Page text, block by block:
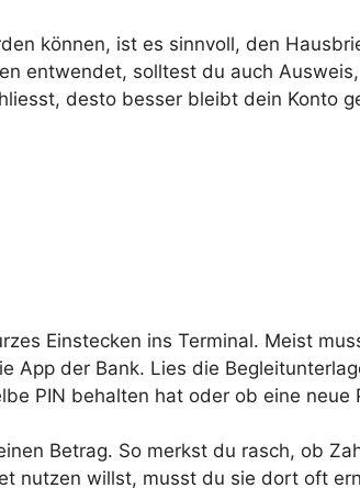
können, ist es sinnvoll, den
entwendet, solltest du auch
desto besser bleibt dein Konto
Einstecken ins Terminal. Meist
der Bank. Lies die
PIN behalten hat oder ob eine neue
Betrag. So merkst du rasch, ob
nutzen willst, musst du sie dort oft